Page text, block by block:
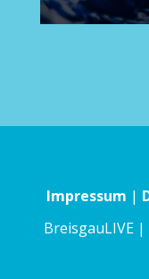
Impressum |
BreisgauLIVE